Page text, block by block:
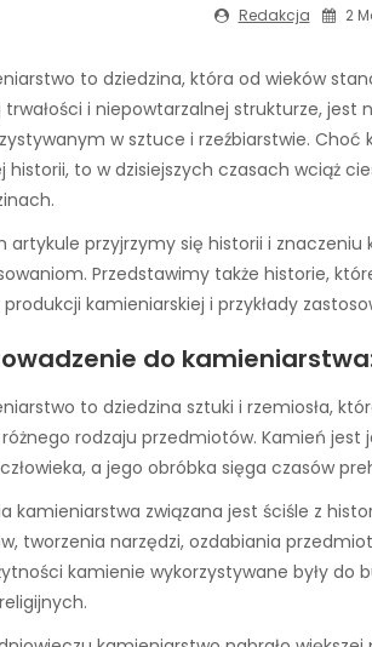
Redakcja 2
to dziedzina, która od wieków
trwałości i niepowtarzalnej strukturze,
w sztuce i rzeźbiarstwie.
historii, to w dzisiejszych czasach wciąż
artykule przyjrzymy się historii i
Przedstawimy także historie,
kamieniarskiej i przykłady
do
to dziedzina sztuki i rzemiosła,
rodzaju przedmiotów. Kamień
a jego obróbka sięga czasów
kamieniarstwa związana jest ściśle z
tworzenia narzędzi, ozdabiania
kamienie wykorzystywane były do